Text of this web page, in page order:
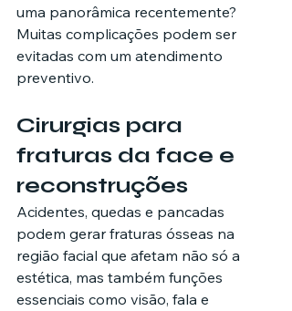
uma panorâmica recentemente?
Muitas complicações podem ser
evitadas com um atendimento
preventivo.
Cirurgias para
fraturas da face e
reconstruções
Acidentes, quedas e pancadas
podem gerar fraturas ósseas na
região facial que afetam não só a
estética, mas também funções
essenciais como visão, fala e